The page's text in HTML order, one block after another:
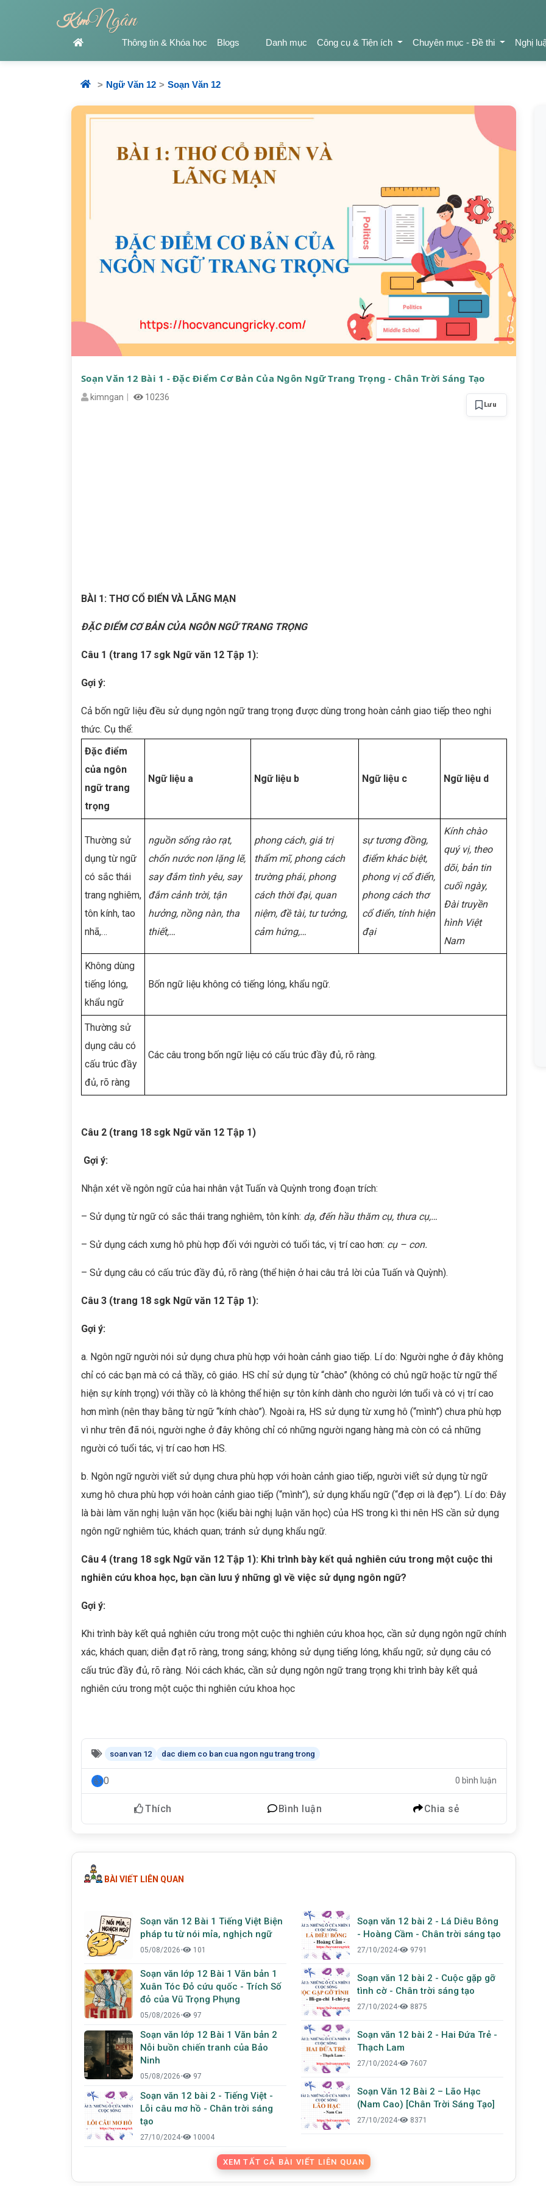
KimNgân
Thông tin & Khóa học Blogs Danh mục Công cụ & Tiện ích Chuyên mục - Đề thi Nghị
Ngữ Văn 12 Soạn Văn 12
Soạn Văn 12 Bài 1 - Đặc Điểm Cơ Bản Của Ngôn Ngữ Trang Trọng - Chân Trời Sáng Tạo
kimngan 10236
Lưu
BÀI 1: THƠ CỔ ĐIỂN VÀ LÃNG MẠN
ĐẶC ĐIỂM CƠ BẢN CỦA NGÔN NGỮ TRANG TRỌNG
Câu 1 (trang 17 sgk Ngữ văn 12 Tập 1):
Gợi ý:
Cả bốn ngữ liệu đều sử dụng ngôn ngữ trang trọng được dùng trong hoàn cảnh giao tiếp theo nghi
thức. Cụ thể:
Đặc điểm
của ngôn
ngữ trang
trọng
Ngữ liệu a Ngữ liệu b Ngữ liệu c Ngữ liệu d
Thường sử
dụng từ ngữ
có sắc thái
trang nghiêm,
tôn kính, tao
nhã,…
nguồn sống rào rạt,
chốn nước non lặng lẽ,
say đắm tình yêu, say
đắm cảnh trời, tận
hưởng, nồng nàn, tha
thiết,…
phong cách, giá trị
thẩm mĩ, phong cách
trường phái, phong
cách thời đại, quan
niệm, đề tài, tư tưởng,
cảm hứng,…
sự tương đồng,
điểm khác biệt,
phong vị cổ điển,
phong cách thơ
cổ điển, tính hiện
đại
Kính chào
quý vị, theo
dõi, bản tin
cuối ngày,
Đài truyền
hình Việt
Nam
Không dùng
tiếng lóng,
khẩu ngữ
Bốn ngữ liệu không có tiếng lóng, khẩu ngữ.
Thường sử
dụng câu có
cấu trúc đầy
đủ, rõ ràng
Các câu trong bốn ngữ liệu có cấu trúc đầy đủ, rõ ràng.
Câu 2 (trang 18 sgk Ngữ văn 12 Tập 1)
Gợi ý:
Nhận xét về ngôn ngữ của hai nhân vật Tuấn và Quỳnh trong đoạn trích:
– Sử dụng từ ngữ có sắc thái trang nghiêm, tôn kính: dạ, đến hầu thăm cụ, thưa cụ,…
– Sử dụng cách xưng hô phù hợp đối với người có tuổi tác, vị trí cao hơn: cụ – con.
– Sử dụng câu có cấu trúc đầy đủ, rõ ràng (thể hiện ở hai câu trả lời của Tuấn và Quỳnh).
Câu 3 (trang 18 sgk Ngữ văn 12 Tập 1):
Gợi ý:
a. Ngôn ngữ người nói sử dụng chưa phù hợp với hoàn cảnh giao tiếp. Lí do: Người nghe ở đây không
chỉ có các bạn mà có cả thầy, cô giáo. HS chỉ sử dụng từ “chào” (không có chủ ngữ hoặc từ ngữ thể
hiện sự kính trọng) với thầy cô là không thể hiện sự tôn kính dành cho người lớn tuổi và có vị trí cao
hơn mình (nên thay bằng từ ngữ “kính chào”). Ngoài ra, HS sử dụng từ xưng hô (“mình”) chưa phù hợp
vì như trên đã nói, người nghe ở đây không chỉ có những người ngang hàng mà còn có cả những
người có tuổi tác, vị trí cao hơn HS.
b. Ngôn ngữ người viết sử dụng chưa phù hợp với hoàn cảnh giao tiếp, người viết sử dụng từ ngữ
xưng hô chưa phù hợp với hoàn cảnh giao tiếp (“mình”), sử dụng khẩu ngữ (“đẹp ơi là đẹp”). Lí do: Đây
là bài làm văn nghị luận văn học (kiểu bài nghị luận văn học) của HS trong kì thi nên HS cần sử dụng
ngôn ngữ nghiêm túc, khách quan; tránh sử dụng khẩu ngữ.
Câu 4 (trang 18 sgk Ngữ văn 12 Tập 1): Khi trình bày kết quả nghiên cứu trong một cuộc thi
nghiên cứu khoa học, bạn cần lưu ý những gì về việc sử dụng ngôn ngữ?
Gợi ý:
Khi trình bày kết quả nghiên cứu trong một cuộc thi nghiên cứu khoa học, cần sử dụng ngôn ngữ chính
xác, khách quan; diễn đạt rõ ràng, trong sáng; không sử dụng tiếng lóng, khẩu ngữ; sử dụng câu có
cấu trúc đầy đủ, rõ ràng. Nói cách khác, cần sử dụng ngôn ngữ trang trọng khi trình bày kết quả
nghiên cứu trong một cuộc thi nghiên cứu khoa học
soan van 12 dac diem co ban cua ngon ngu trang trong
0 0 bình luận
Thích Bình luận Chia sẻ
BÀI VIẾT LIÊN QUAN
Soạn văn 12 Bài 1 Tiếng Việt Biện
pháp tu từ nói mỉa, nghịch ngữ
05/08/2026• 101
Soạn văn lớp 12 Bài 1 Văn bản 1
Xuân Tóc Đỏ cứu quốc - Trích Số
đỏ của Vũ Trọng Phụng
05/08/2026• 97
Soạn văn lớp 12 Bài 1 Văn bản 2
Nỗi buồn chiến tranh của Bảo
Ninh
05/08/2026• 97
Soạn văn 12 bài 2 - Tiếng Việt -
Lỗi câu mơ hồ - Chân trời sáng
tạo
27/10/2024• 10004
Soạn văn 12 bài 2 - Lá Diêu Bông
- Hoàng Cầm - Chân trời sáng tạo
27/10/2024• 9791
Soạn văn 12 bài 2 - Cuộc gặp gỡ
tình cờ - Chân trời sáng tạo
27/10/2024• 8875
Soạn văn 12 bài 2 - Hai Đứa Trẻ -
Thạch Lam
27/10/2024• 7607
Soạn Văn 12 Bài 2 – Lão Hạc
(Nam Cao) [Chân Trời Sáng Tạo]
27/10/2024• 8371
XEM TẤT CẢ BÀI VIẾT LIÊN QUAN